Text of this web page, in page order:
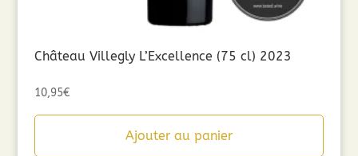
Château Villegly L’Excellence (75 cl) 2023
10,95€
Ajouter au panier